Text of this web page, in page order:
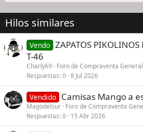
Hilos similares
Vendo ZAPATOS PIKOLINOS
T-46
Charly69
Foro de Compraventa
Respuestas 0 8 Jul 2026
Vendido Camisas Mango a
Magodelsur Foro de Compraventa
Respuestas 0 15 Abr 2026